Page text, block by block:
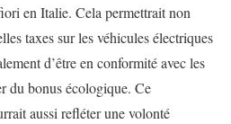
en Italie. Cela permettrait non
taxes sur les véhicules électriques
d’être en conformité avec les
du bonus écologique. Ce
aussi refléter une volonté